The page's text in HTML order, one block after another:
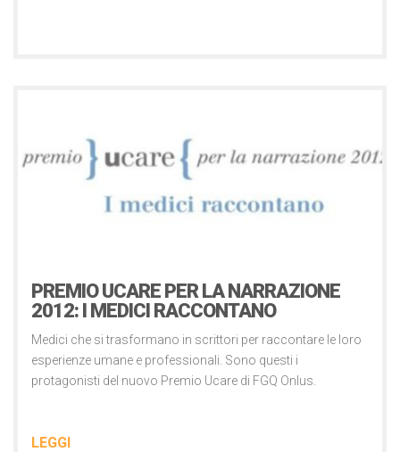
PREMIO UCARE PER LA NARRAZIONE
2012: I MEDICI RACCONTANO
Medici che si trasformano in scrittori per raccontare le loro
esperienze umane e professionali. Sono questi i
protagonisti del nuovo Premio Ucare di FGQ Onlus.
LEGGI